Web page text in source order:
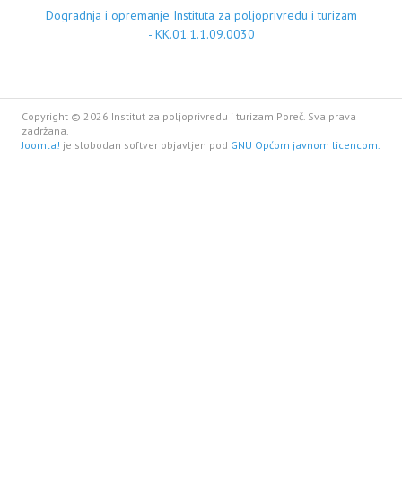
Dogradnja i opremanje Instituta za poljoprivredu i turizam
- KK.01.1.1.09.0030
Copyright © 2026 Institut za poljoprivredu i turizam Poreč. Sva prava
zadržana.
Joomla! je slobodan softver objavljen pod GNU Općom javnom licencom.